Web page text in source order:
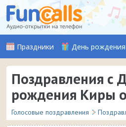
Праздники День рождения
Поздравления с
рождения Киры
Голосовые поздравления